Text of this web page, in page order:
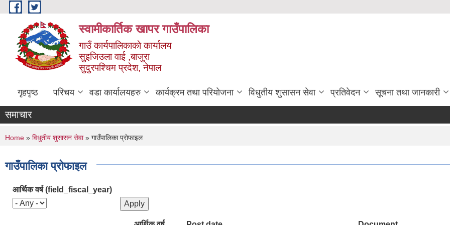
Skip to main content
स्वामीकार्तिक खापर गाउँपालिका
गाउँ कार्यपालिकाकाे कार्यालय
सुइजिउला वाई ,बाजुरा
सुदुरपश्चिम प्रदेश, नेपाल
गृहपृष्ठ परिचय वडा कार्यालयहरु कार्यक्रम तथा परियोजना विधुतीय शुसासन सेवा प्रतिवेदन सूचना तथा जानकारी
समाचार
You are here
Home » विधुतीय शुसासन सेवा» गाउँपालिका प्राेफाइल
गाउँपालिका प्राेफाइल
आर्थिक वर्ष (field_fiscal_year)